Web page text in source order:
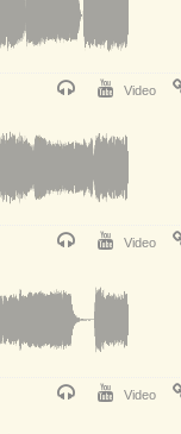
Video
Video
Video